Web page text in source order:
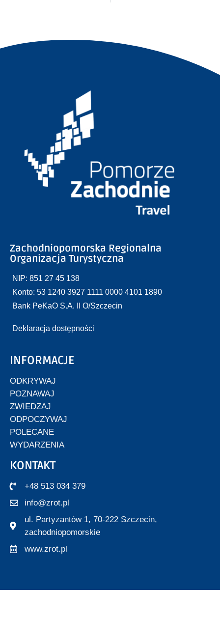
Zachodniopomorska Regionalna
Organizacja Turystyczna
NIP: 851 27 45 138
Konto: 53 1240 3927 1111 0000 4101 1890
Bank PeKaO S.A. II O/Szczecin
Deklaracja dostępności
INFORMACJE
ODKRYWAJ
POZNAWAJ
ZWIEDZAJ
ODPOCZYWAJ
POLECANE
WYDARZENIA
KONTAKT
+48 513 034 379
info@zrot.pl
ul. Partyzantów 1, 70-222 Szczecin,
zachodniopomorskie
www.zrot.pl